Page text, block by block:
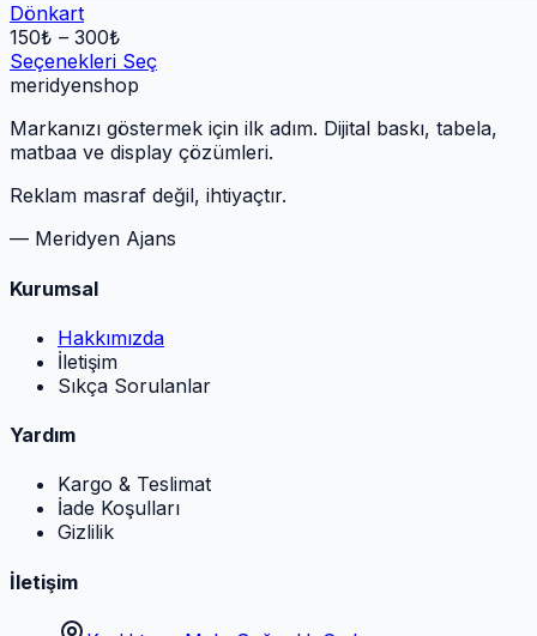
Dönkart
150₺ – 300₺
Seçenekleri Seç
meridyenshop
Markanızı göstermek için ilk adım. Dijital baskı, tabela,
matbaa ve display çözümleri.
Reklam masraf değil, ihtiyaçtır.
— Meridyen Ajans
Kurumsal
Hakkımızda
İletişim
Sıkça Sorulanlar
Yardım
Kargo & Teslimat
İade Koşulları
Gizlilik
İletişim